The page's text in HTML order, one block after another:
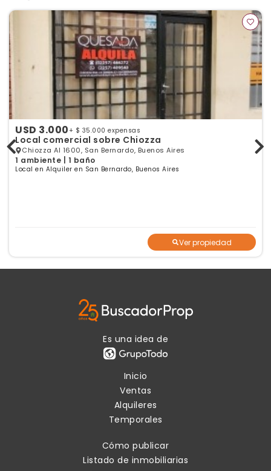
USD 3.000 + $ 35.000 expensas
Local comercial sobre Chiozza
Chiozza Al 1600, San Bernardo, Buenos Aires
1 ambiente | 1 baño
Local en Alquiler en San Bernardo, Buenos Aires
Ver propiedad
Es una idea de
Inicio
Ventas
Alquileres
Temporales
Cómo publicar
Listado de inmobiliarias